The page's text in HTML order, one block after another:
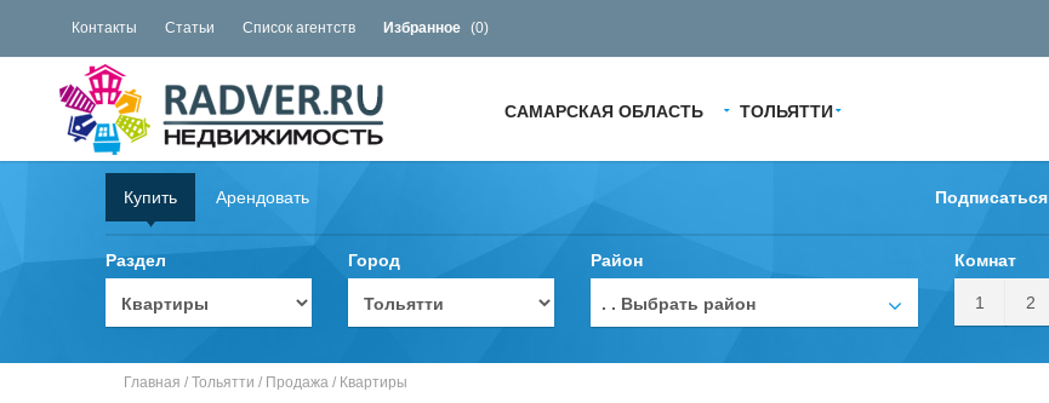
Контакты Статьи Список агентств Избранное (0)
САМАРСКАЯ ОБЛАСТЬ ТОЛЬЯТТИ
Купить Арендовать Подписаться
Раздел Город Район
. . Выбрать район
Комнат
1 2
Главная / Тольятти / Продажа / Квартиры